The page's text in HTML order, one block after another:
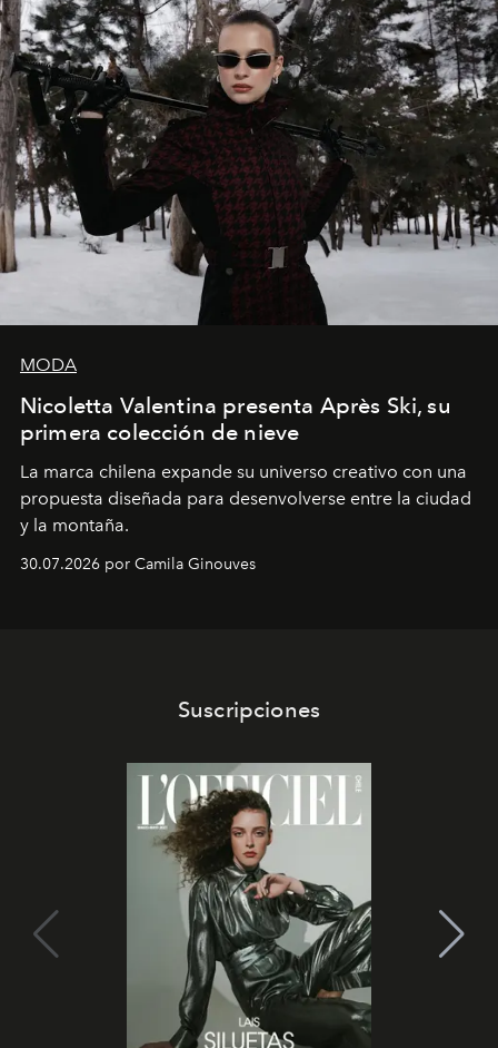
MODA
Nicoletta Valentina presenta Après Ski, su
primera colección de nieve
La marca chilena expande su universo creativo con una
propuesta diseñada para desenvolverse entre la ciudad
y la montaña.
30.07.2026 por Camila Ginouves
Suscripciones